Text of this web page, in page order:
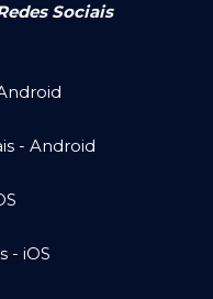
Sociais
- Android
- iOS